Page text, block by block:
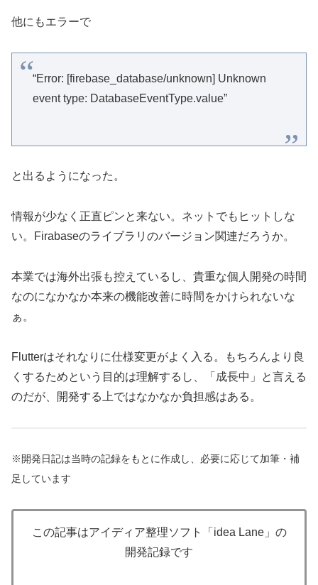
他にもエラーで
“Error: [firebase_database/unknown] Unknown
event type: DatabaseEventType.value”
と出るようになった。
情報が少なく正直ピンと来ない。ネットでもヒットしな
い。Firabaseのライブラリのバージョン関連だろうか。
本業では海外出張も控えているし、貴重な個人開発の時間
なのになかなか本来の機能改善に時間をかけられないな
ぁ。
Flutterはそれなりに仕様変更がよく入る。もちろんより良
くするためという目的は理解するし、「成長中」と言える
のだが、開発する上ではなかなか負担感はある。
※開発日記は当時の記録をもとに作成し、必要に応じて加筆・補
足しています
この記事はアイディア整理ソフト「idea Lane」の
開発記録です